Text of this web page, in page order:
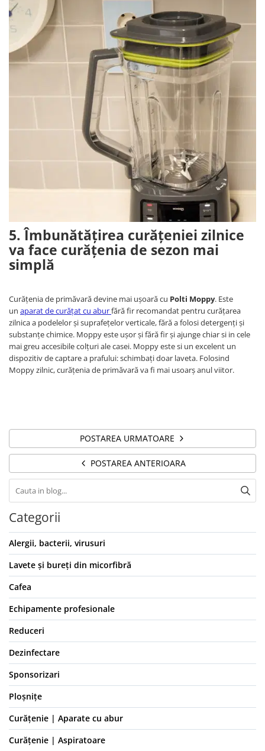
5. Îmbunătățirea curățeniei zilnice
va face curățenia de sezon mai
simplă
Curățenia de primăvară devine mai ușoară cu Polti Moppy. Este
un aparat de curățat cu aburfără fir recomandat pentru curățarea
zilnica a podelelor și suprafețelor verticale, fără a folosi detergenți și
substanțe chimice. Moppy este ușor și fără fir și ajunge chiar si in cele
mai greu accesibile colțuri ale casei. Moppy este si un excelent un
dispozitiv de captare a prafului: schimbați doar laveta. Folosind
Moppy zilnic, curățenia de primăvară va fi mai usoarș anul viitor.
POSTAREA URMATOARE
POSTAREA ANTERIOARA
Categorii
Alergii, bacterii, virusuri
Lavete și bureți din micorfibră
Cafea
Echipamente profesionale
Reduceri
Dezinfectare
Sponsorizari
Ploșnițe
Curățenie | Aparate cu abur
Curățenie | Aspiratoare